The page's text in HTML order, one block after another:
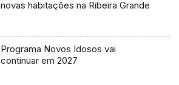
novas habitações na Ribeira Grande
Programa Novos Idosos vai
continuar em 2027